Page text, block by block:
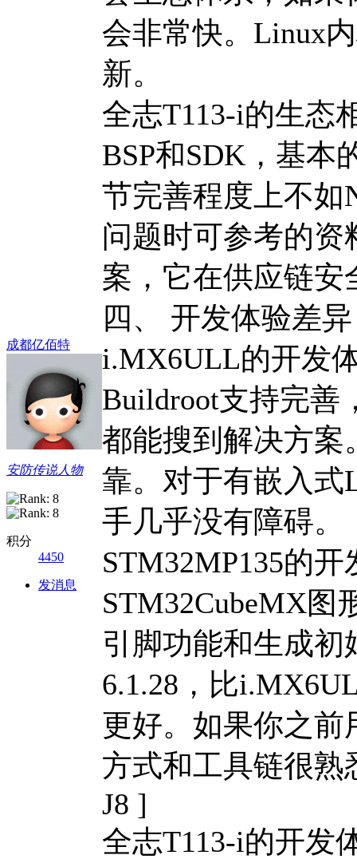
成都亿佰特
安防传说人物
积分
4450
发消息
会非常快。Linux
新。
全志T113-i的生态
BSP和SDK，基本
节完善程度上不如
问题时可参考的
案，它在供应链安
四、 开发体验差异
i.MX6ULL的开发
Buildroot支持完善
都能搜到解决方案
靠。对于有嵌入式
手几乎没有障碍。
STM32MP135的
STM32CubeMX图
引脚功能和生成
6.1.28，比
更好。如果你之前
方式和工具链很熟
J8 ]
全志T113-i的开发